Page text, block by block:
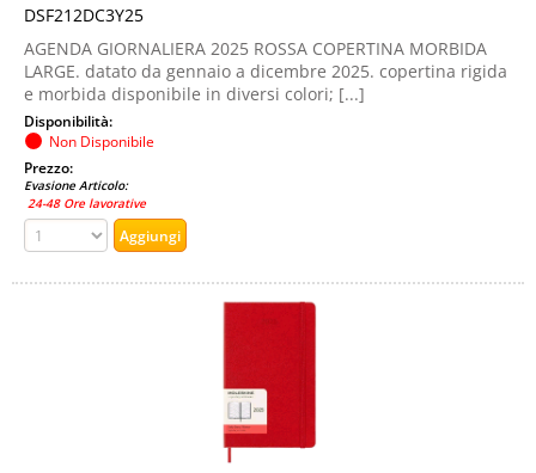
DSF212DC3Y25
AGENDA GIORNALIERA 2025 ROSSA COPERTINA MORBIDA
LARGE. datato da gennaio a dicembre 2025. copertina rigida
e morbida disponibile in diversi colori; [...]
Disponibilità:
Non Disponibile
Prezzo:
Evasione Articolo:
24-48 Ore lavorative